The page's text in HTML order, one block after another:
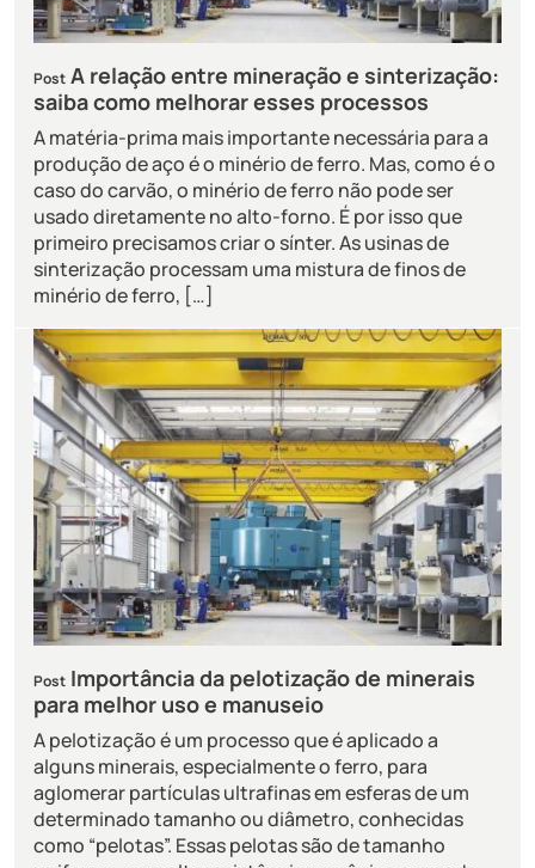
Post A relação entre mineração e sinterização:
saiba como melhorar esses processos
A matéria-prima mais importante necessária para a
produção de aço é o minério de ferro. Mas, como é o
caso do carvão, o minério de ferro não pode ser
usado diretamente no alto-forno. É por isso que
primeiro precisamos criar o sínter. As usinas de
sinterização processam uma mistura de finos de
minério de ferro, […]
Post Importância da pelotização de minerais
para melhor uso e manuseio
A pelotização é um processo que é aplicado a
alguns minerais, especialmente o ferro, para
aglomerar partículas ultrafinas em esferas de um
determinado tamanho ou diâmetro, conhecidas
como “pelotas”. Essas pelotas são de tamanho